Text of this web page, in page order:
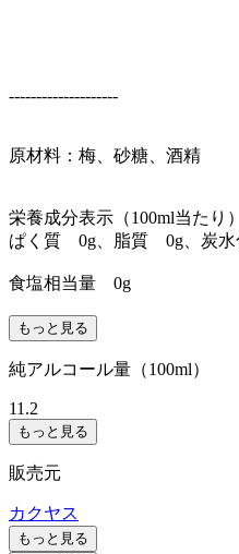
--------------------
原材料：梅、砂糖、酒精
栄養成分表示（100ml当た
ぱく質 0g、脂質 0g、炭水
食塩相当量 0g
もっと見る
純アルコール量（100ml）
11.2
もっと見る
販売元
カクヤス
もっと見る